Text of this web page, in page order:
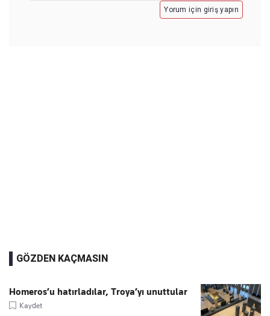
Yorum için giriş yapın
GÖZDEN KAÇMASIN
Homeros’u hatırladılar, Troya’yı unuttular
Kaydet